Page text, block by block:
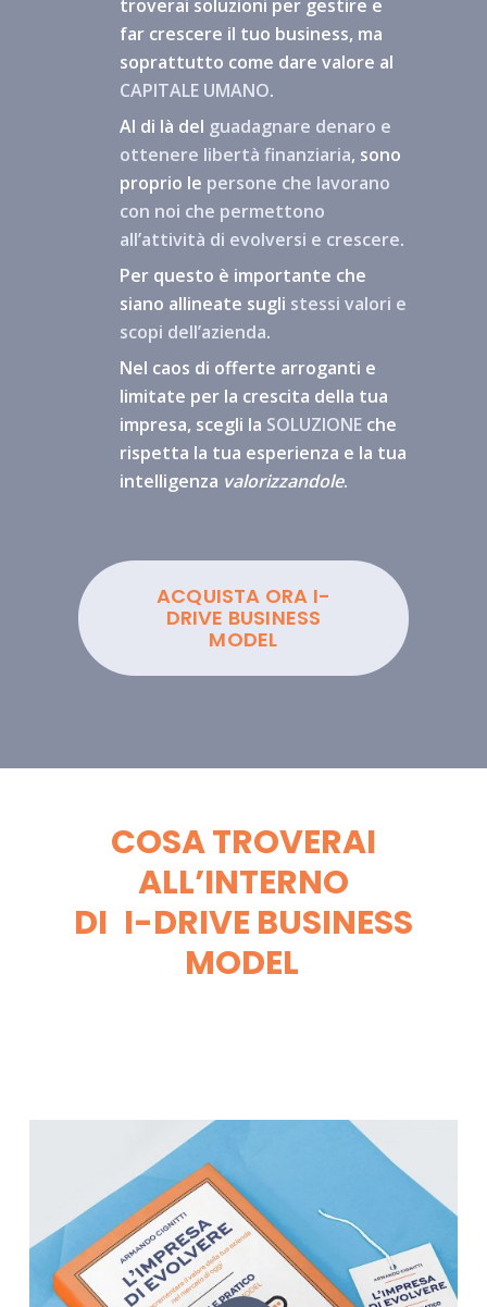
troverai soluzioni per gestire e
far crescere il tuo business, ma
soprattutto come dare valore al
CAPITALE UMANO.
Al di là del guadagnare denaro e
ottenere libertà finanziaria, sono
proprio le persone che lavorano
con noi che permettono
all’attività di evolversi e crescere.
Per questo è importante che
siano allineate sugli stessi valori e
scopi dell’azienda.
Nel caos di offerte arroganti e
limitate per la crescita della tua
impresa, scegli la SOLUZIONEche
rispetta la tua esperienza e la tua
intelligenza valorizzandole.
ACQUISTA ORA I-
DRIVE BUSINESS
MODEL
COSA TROVERAI
ALL’INTERNO
DI I-DRIVE BUSINESS
MODEL
Play Video